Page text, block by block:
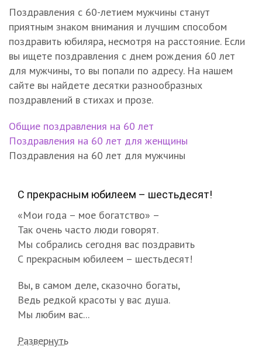
Поздравления с 60-летием мужчины станут
приятным знаком внимания и лучшим способом
поздравить юбиляра, несмотря на расстояние. Если
вы ищете поздравления с днем рождения 60 лет
для мужчины, то вы попали по адресу. На нашем
сайте вы найдете десятки разнообразных
поздравлений в стихах и прозе.
Общие поздравления на 60 лет
Поздравления на 60 лет для женщины
Поздравления на 60 лет для мужчины
С прекрасным юбилеем – шестьдесят!
«Мои года – мое богатство» –
Так очень часто люди говорят.
Мы собрались сегодня вас поздравить
С прекрасным юбилеем – шестьдесят!
Вы, в самом деле, сказочно богаты,
Ведь редкой красоты у вас душа.
Мы любим вас...
Развернуть